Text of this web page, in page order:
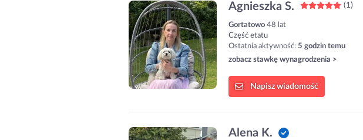
Agnieszka S. (1)
Gortatowo 48 lat
Część etatu
Ostatnia aktywność: 5 godzin temu
zobacz stawkę wynagrodzenia >
Napisz wiadomość
Alena K.